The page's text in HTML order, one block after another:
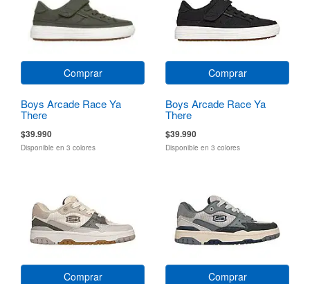
Comprar
Boys Arcade Race Ya
There
$39.990
Disponible en 3 colores
Comprar
Boys Arcade Race Ya
There
$39.990
Disponible en 3 colores
Comprar Comprar